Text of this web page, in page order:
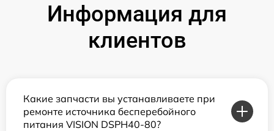
Информация для
клиентов
Какие запчасти вы устанавливаете при
ремонте источника бесперебойного
питания VISION DSPH40-80?